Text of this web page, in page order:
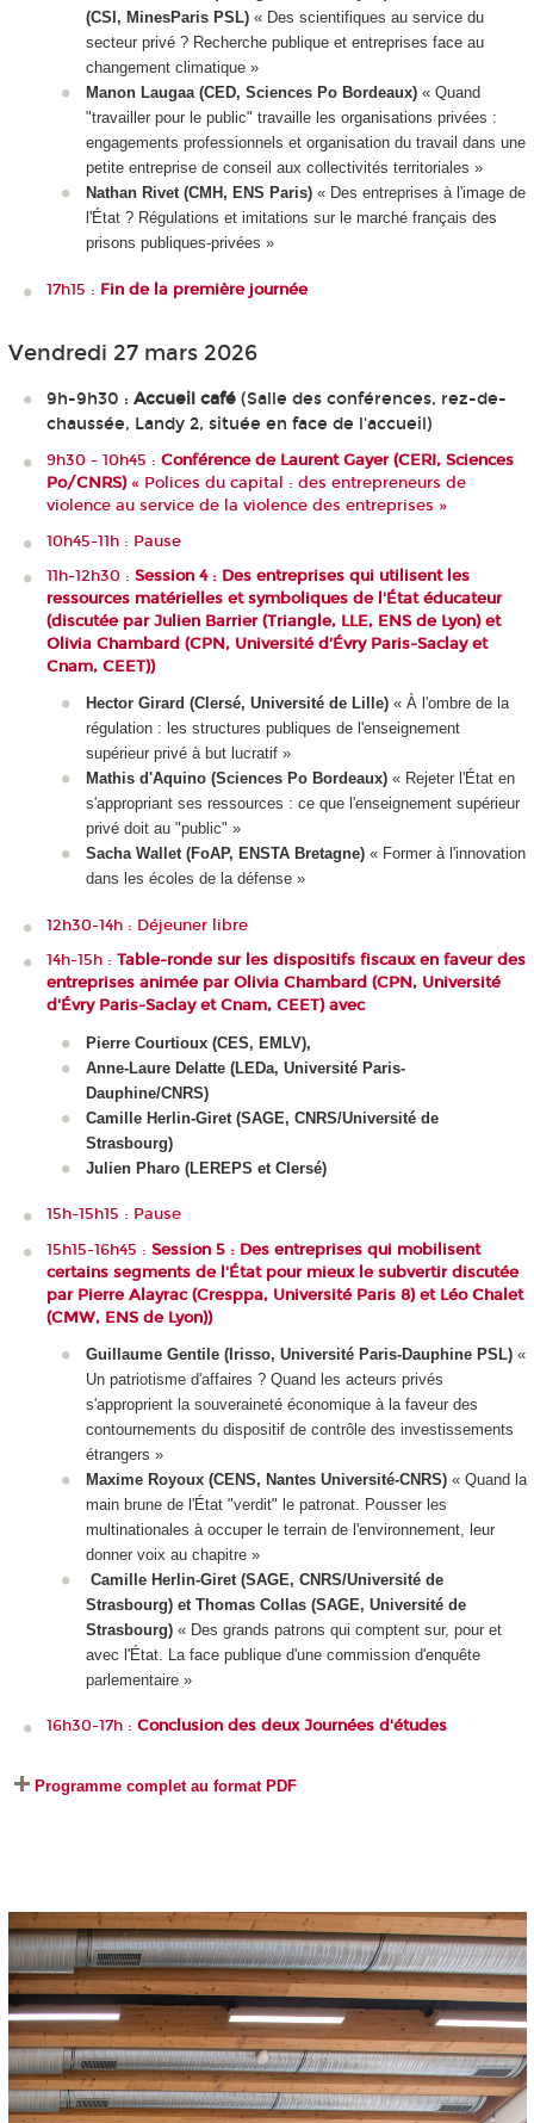
(CSI, MinesParis PSL) « Des scientifiques au service du
secteur privé ? Recherche publique et entreprises face au
changement climatique »
Manon Laugaa (CED, Sciences Po Bordeaux)« Quand
"travailler pour le public" travaille les organisations privées :
engagements professionnels et organisation du travail dans une
petite entreprise de conseil aux collectivités territoriales »
Nathan Rivet (CMH, ENS Paris)« Des entreprises à l'image de
l'État ? Régulations et imitations sur le marché français des
prisons publiques-privées »
17h15 : Fin de la première journée
Vendredi 27 mars 2026
9h-9h30 : Accueil café (Salle des conférences, rez-de-
chaussée, Landy 2, située en face de l'accueil)
9h30 - 10h45 : Conférence de Laurent Gayer (CERI, Sciences
Po/CNRS)« Polices du capital : des entrepreneurs de
violence au service de la violence des entreprises »
10h45-11h : Pause
11h-12h30 : Session 4 : Des entreprises qui utilisent les
ressources matérielles et symboliques de l'État éducateur
(discutée par Julien Barrier (Triangle, LLE, ENS de Lyon) et
Olivia Chambard (CPN, Université d'Évry Paris-Saclay et
Cnam, CEET))
Hector Girard (Clersé, Université de Lille)« À l'ombre de la
régulation : les structures publiques de l'enseignement
supérieur privé à but lucratif »
Mathis d'Aquino (Sciences Po Bordeaux)« Rejeter l'État en
s'appropriant ses ressources : ce que l'enseignement supérieur
privé doit au "public" »
Sacha Wallet (FoAP, ENSTA Bretagne)« Former à l'innovation
dans les écoles de la défense »
12h30-14h : Déjeuner libre
14h-15h : Table-ronde sur les dispositifs fiscaux en faveur des
entreprises animée par Olivia Chambard (CPN, Université
d'Évry Paris-Saclay et Cnam, CEET) avec
Pierre Courtioux (CES, EMLV),
Anne-Laure Delatte (LEDa, Université Paris-
Dauphine/CNRS)
Camille Herlin-Giret (SAGE, CNRS/Université de
Strasbourg)
Julien Pharo (LEREPS et Clersé)
15h-15h15 : Pause
15h15-16h45 : Session 5 : Des entreprises qui mobilisent
certains segments de l'État pour mieux le subvertir discutée
par Pierre Alayrac (Cresppa, Université Paris 8) et Léo Chalet
(CMW, ENS de Lyon))
Guillaume Gentile (Irisso, Université Paris-Dauphine PSL) «
Un patriotisme d'affaires ? Quand les acteurs privés
s'approprient la souveraineté économique à la faveur des
contournements du dispositif de contrôle des investissements
étrangers »
Maxime Royoux (CENS, Nantes Université-CNRS) « Quand la
main brune de l'État "verdit" le patronat. Pousser les
multinationales à occuper le terrain de l'environnement, leur
donner voix au chapitre »
Camille Herlin-Giret (SAGE, CNRS/Université de
Strasbourg) et Thomas Collas (SAGE, Université de
Strasbourg) « Des grands patrons qui comptent sur, pour et
avec l'État. La face publique d'une commission d'enquête
parlementaire »
16h30-17h : Conclusion des deux Journées d'études
Programme complet au format PDF